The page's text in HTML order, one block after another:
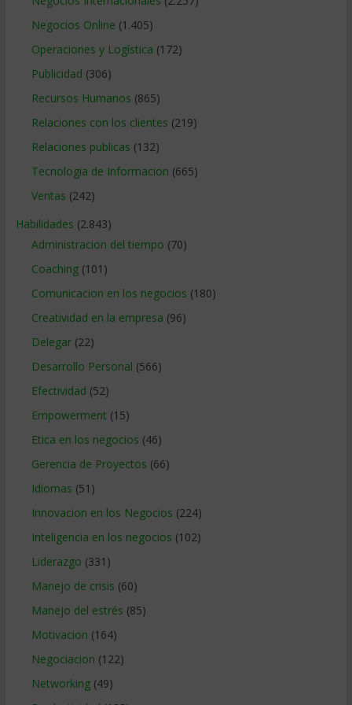
Negocios Online (1.405)
Operaciones y Logística (172)
Publicidad (306)
Recursos Humanos (865)
Relaciones con los clientes (219)
Relaciones publicas (132)
Tecnologia de Informacion (665)
Ventas (242)
Habilidades (2.843)
Administracion del tiempo (70)
Coaching(101)
Comunicacion en los negocios (180)
Creatividad en la empresa (96)
Delegar(22)
Desarrollo Personal (566)
Efectividad (52)
Empowerment (15)
Etica en los negocios (46)
Gerencia de Proyectos (66)
Idiomas (51)
Innovacion en los Negocios (224)
Inteligencia en los negocios (102)
Liderazgo (331)
Manejo de crisis (60)
Manejo del estrés (85)
Motivacion (164)
Negociacion (122)
Networking(49)